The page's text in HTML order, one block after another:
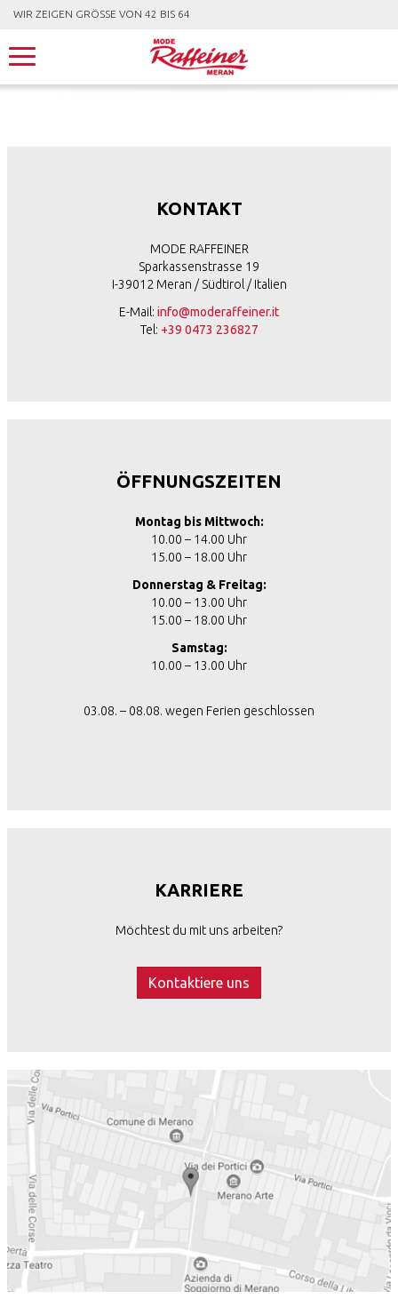
KONTAKT
MODE RAFFEINER
Sparkassenstrasse 19
I-39012 Meran / Südtirol / Italien
E-Mail: info@moderaffeiner.it
Tel: +39 0473 236827
ÖFFNUNGSZEITEN
Montag bis Mittwoch:
10.00 – 14.00 Uhr
15.00 – 18.00 Uhr
Donnerstag & Freitag:
10.00 – 13.00 Uhr
15.00 – 18.00 Uhr
Samstag:
10.00 – 13.00 Uhr
03.08. – 08.08. wegen Ferien geschlossen
KARRIERE
Möchtest du mit uns arbeiten?
Kontaktiere uns
WIR ZEIGEN GRÖSSE VON 42 BIS 64